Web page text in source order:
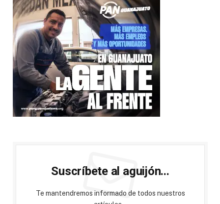
Suscríbete al aguijón...
Te mantendremos informado de todos nuestros